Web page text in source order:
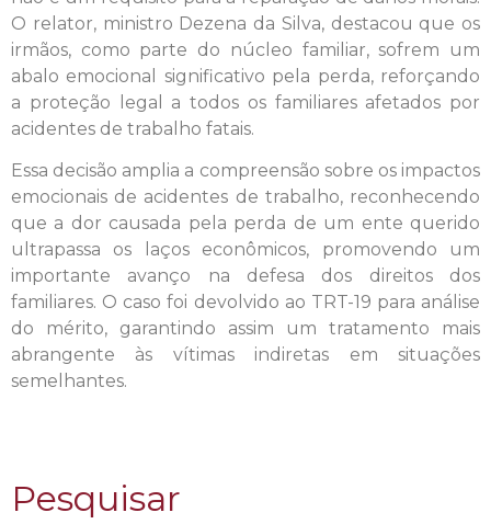
O relator, ministro Dezena da Silva, destacou que os
irmãos, como parte do núcleo familiar, sofrem um
abalo emocional significativo pela perda, reforçando
a proteção legal a todos os familiares afetados por
acidentes de trabalho fatais.
Essa decisão amplia a compreensão sobre os impactos
emocionais de acidentes de trabalho, reconhecendo
que a dor causada pela perda de um ente querido
ultrapassa os laços econômicos, promovendo um
importante avanço na defesa dos direitos dos
familiares. O caso foi devolvido ao TRT-19 para análise
do mérito, garantindo assim um tratamento mais
abrangente às vítimas indiretas em situações
semelhantes.
Pesquisar